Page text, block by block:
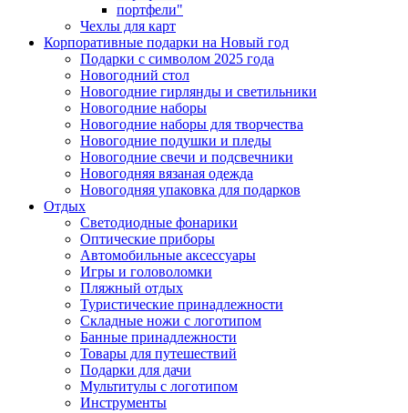
портфели"
Чехлы для карт
Корпоративные подарки на Новый год
Подарки с символом 2025 года
Новогодний стол
Новогодние гирлянды и светильники
Новогодние наборы
Новогодние наборы для творчества
Новогодние подушки и пледы
Новогодние свечи и подсвечники
Новогодняя вязаная одежда
Новогодняя упаковка для подарков
Отдых
Светодиодные фонарики
Оптические приборы
Автомобильные аксессуары
Игры и головоломки
Пляжный отдых
Туристические принадлежности
Складные ножи с логотипом
Банные принадлежности
Товары для путешествий
Подарки для дачи
Мультитулы с логотипом
Инструменты